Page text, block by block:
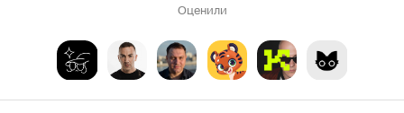
Оценили